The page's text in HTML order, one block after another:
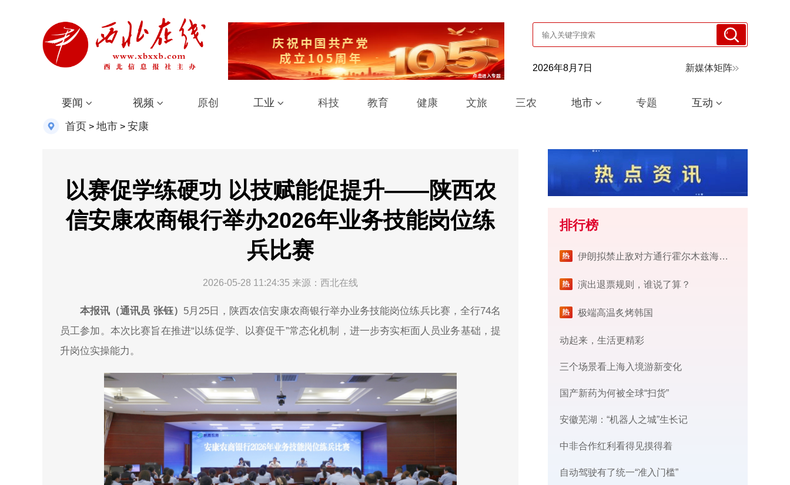
2026年8月7日 新媒体矩阵
要闻 视频 原创 工业 科技 教育 健康 文旅 三农 地市 专题 互动
首页 > 地市 > 安康
以赛促学练硬功 以技赋能促提升——陕西农
信安康农商银行举办2026年业务技能岗位练
兵比赛
2026-05-28 11:24:35 来源：西北在线
本报讯（通讯员 张钰） 5月25日，陕西农信安康农商银行举办业务技能岗位练兵比赛，全行74名
员工参加。本次比赛旨在推进“以练促学、以赛促干”常态化机制，进一步夯实柜面人员业务基础，提
升岗位实操能力。
排行榜
伊朗拟禁止敌对方通行霍尔木兹海峡 对违规者重罚
演出退票规则，谁说了算？
极端高温炙烤韩国
动起来，生活更精彩
三个场景看上海入境游新变化
国产新药为何被全球“扫货”
安徽芜湖：“机器人之城”生长记
中非合作红利看得见摸得着
自动驾驶有了统一“准入门槛”